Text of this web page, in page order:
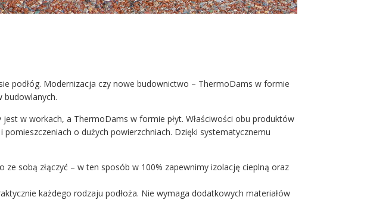
podłóg. Modernizacja czy nowe budownictwo – ThermoDams w formie
budowlanych.
w workach, a ThermoDams w formie płyt. Właściwości obu produktów
o dużych powierzchniach. Dzięki systematycznemu
sobą złączyć – w ten sposób w 100% zapewnimy izolację cieplną oraz
każdego rodzaju podłoża. Nie wymaga dodatkowych materiałów